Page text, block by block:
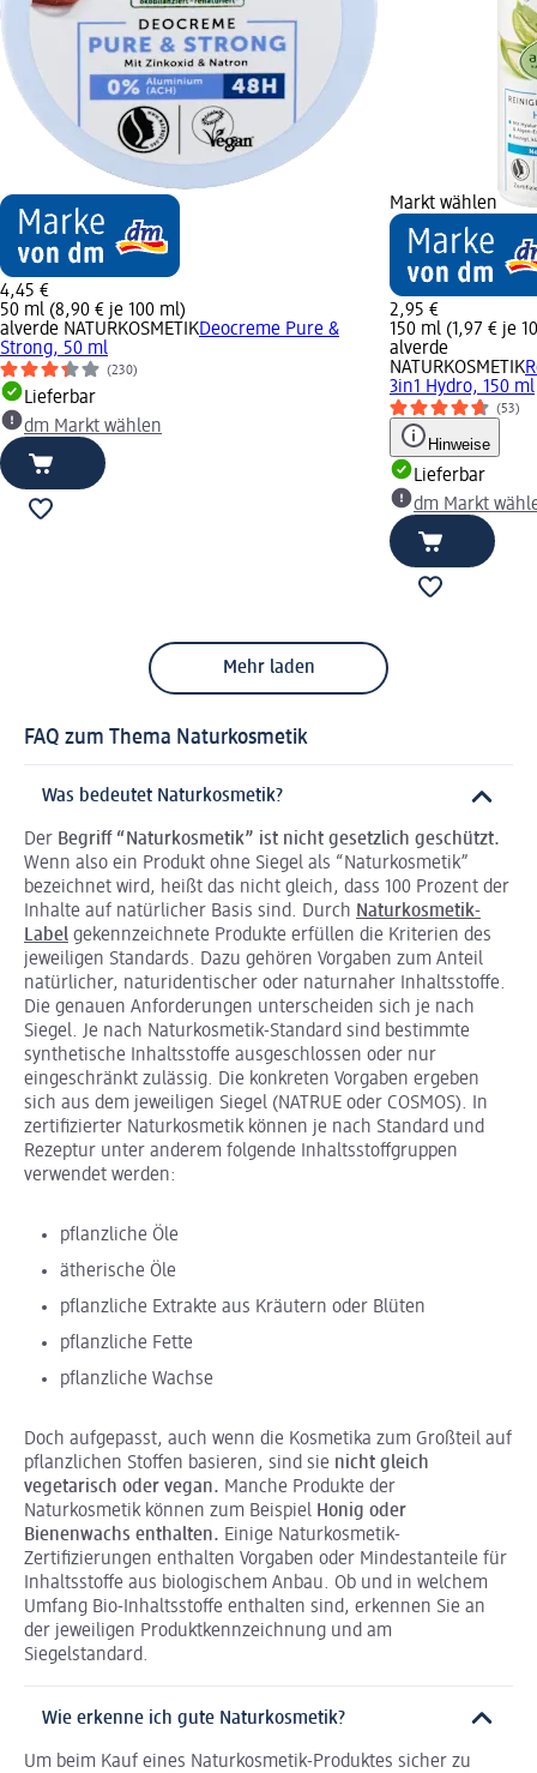
4,45 €
50 ml (8,90 € je 100 ml)
alverde NATURKOSMETIKDeocreme Pure &
Strong, 50 ml
(230)
Lieferbar
dm Markt wählen
Markt wählen
2,95 €
150 ml (1,97 € je
alverde
NATURKOSMETIK
3in1 Hydro, 150 ml
(53)
Hinweise
Lieferbar
dm Markt
Mehr laden
FAQ zum Thema Naturkosmetik
Was bedeutet Naturkosmetik?
Der Begriff “Naturkosmetik” ist nicht gesetzlich geschützt.
Wenn also ein Produkt ohne Siegel als “Naturkosmetik”
bezeichnet wird, heißt das nicht gleich, dass 100 Prozent der
Inhalte auf natürlicher Basis sind. Durch Naturkosmetik-
Label gekennzeichnete Produkte erfüllen die Kriterien des
jeweiligen Standards. Dazu gehören Vorgaben zum Anteil
natürlicher, naturidentischer oder naturnaher Inhaltsstoffe.
Die genauen Anforderungen unterscheiden sich je nach
Siegel. Je nach Naturkosmetik-Standard sind bestimmte
synthetische Inhaltsstoffe ausgeschlossen oder nur
eingeschränkt zulässig. Die konkreten Vorgaben ergeben
sich aus dem jeweiligen Siegel (NATRUE oder COSMOS). In
zertifizierter Naturkosmetik können je nach Standard und
Rezeptur unter anderem folgende Inhaltsstoffgruppen
verwendet werden:
pflanzliche Öle
ätherische Öle
pflanzliche Extrakte aus Kräutern oder Blüten
pflanzliche Fette
pflanzliche Wachse
Doch aufgepasst, auch wenn die Kosmetika zum Großteil auf
pflanzlichen Stoffen basieren, sind sie nicht gleich
vegetarisch oder vegan. Manche Produkte der
Naturkosmetik können zum Beispiel Honig oder
Bienenwachs enthalten. Einige Naturkosmetik-
Zertifizierungen enthalten Vorgaben oder Mindestanteile für
Inhaltsstoffe aus biologischem Anbau. Ob und in welchem
Umfang Bio-Inhaltsstoffe enthalten sind, erkennen Sie an
der jeweiligen Produktkennzeichnung und am
Siegelstandard.
Wie erkenne ich gute Naturkosmetik?
Um beim Kauf eines Naturkosmetik-Produktes sicher zu